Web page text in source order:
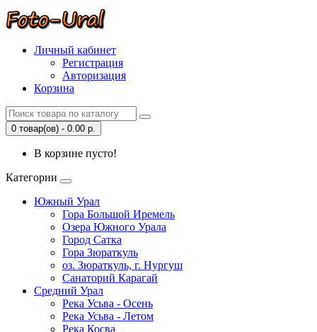
Личный кабинет
Регистрация
Авторизация
Корзина
0 товар(ов) - 0.00 р.
В корзине пусто!
Категории
Южный Урал
Гора Большой Иремель
Озера Южного Урала
Город Сатка
Гора Зюраткуль
оз. Зюраткуль, г. Нургуш
Санаторий Карагай
Средний Урал
Река Усьва - Осень
Река Усьва - Летом
Река Косва